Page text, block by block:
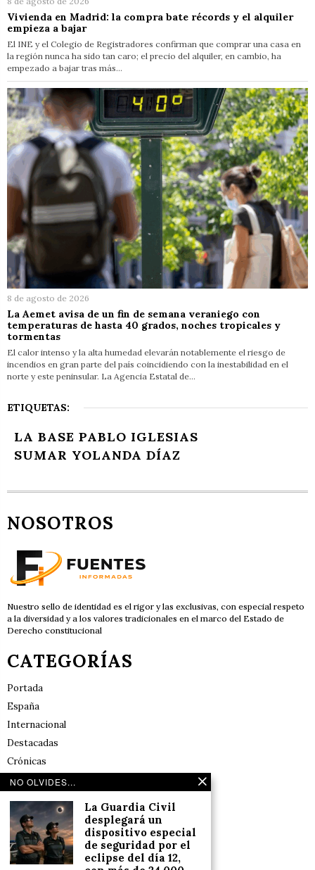
Vivienda en Madrid: la compra bate récords y el alquiler
empieza a bajar
El INE y el Colegio de Registradores confirman que comprar una casa en
la región nunca ha sido tan caro; el precio del alquiler, en cambio, ha
empezado a bajar tras más…
8 de agosto de 2026
La Aemet avisa de un fin de semana veraniego con
temperaturas de hasta 40 grados, noches tropicales y
tormentas
El calor intenso y la alta humedad elevarán notablemente el riesgo de
incendios en gran parte del país coincidiendo con la inestabilidad en el
norte y este peninsular. La Agencia Estatal de…
ETIQUETAS:
LA BASE PABLO IGLESIAS
SUMAR YOLANDA DÍAZ
NOSOTROS
Nuestro sello de identidad es el rigor y las exclusivas, con especial respeto
a la diversidad y a los valores tradicionales en el marco del Estado de
Derecho constitucional
CATEGORÍAS
Portada
España
Internacional
Destacadas
Crónicas
Noticias de deportes en España
Reflexiones
LINKS
NO OLVIDES...
La Guardia Civil
desplegará un
dispositivo especial
de seguridad por el
eclipse del día 12,